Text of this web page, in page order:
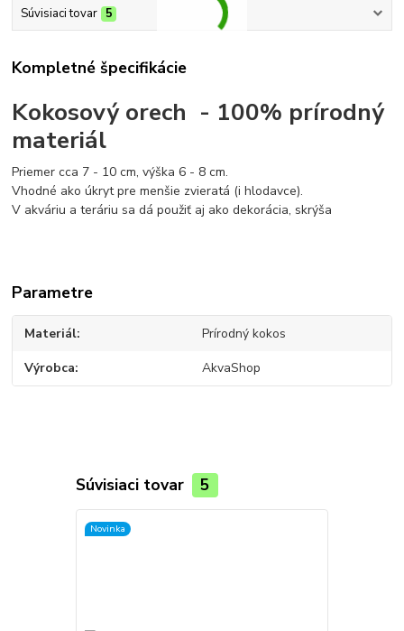
Súvisiaci tovar 5
Kompletné špecifikácie
Kokosový orech - 100% prírodný
materiál
Priemer cca 7 - 10 cm, výška 6 - 8 cm.
Vhodné ako úkryt pre menšie zvieratá (i hlodavce).
V akváriu a teráriu sa dá použiť aj ako dekorácia, skrýša
Parametre
Materiál Prírodný kokos
Výrobca AkvaShop
Súvisiaci tovar 5
Novinka